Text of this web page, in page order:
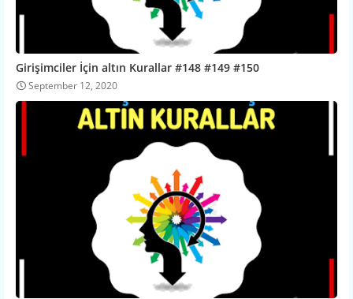
Girişimciler İçin altın Kurallar #148 #149 #150
September 12, 2020